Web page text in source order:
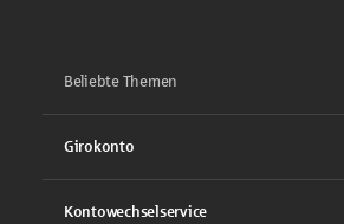
Beliebte Themen
Girokonto
Kontowechselservice